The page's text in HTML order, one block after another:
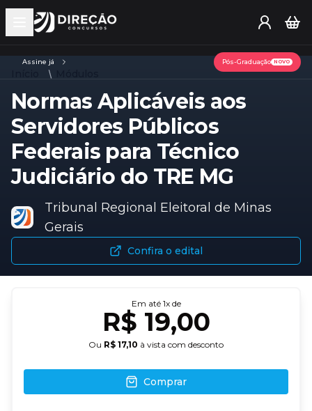
Open main menu
Assine já Pós-Graduação NOVO
Normas Aplicáveis aos
Servidores Públicos
Federais para Técnico
Judiciário do TRE MG
Tribunal Regional Eleitoral de Minas
Gerais
Confira o edital
Em até 1x de
R$ 19,00
Ou R$ 17,10 à vista com desconto
Comprar